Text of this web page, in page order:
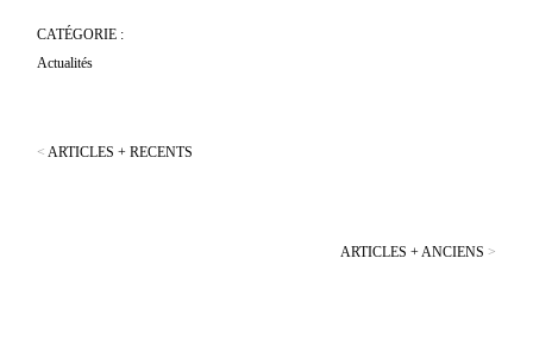
CATÉGORIE :
Actualités
< ARTICLES + RECENTS
ARTICLES + ANCIENS >